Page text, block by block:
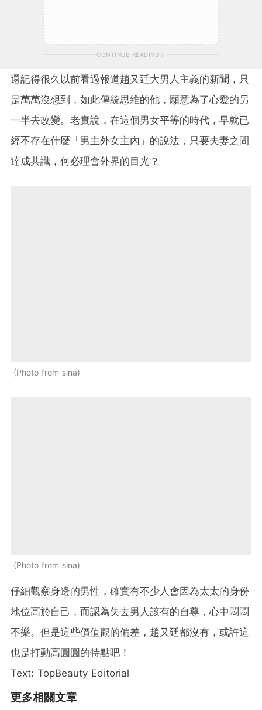
CONTINUE READING
還記得很久以前看過報道趙又廷大男人主義的新聞，只
是萬萬沒想到，如此傳統思維的他，願意為了心愛的另
一半去改變。老實說，在這個男女平等的時代，早就已
經不存在什麼「男主外女主內」的說法，只要夫妻之間
達成共識，何必理會外界的目光？
Photo from sina
Photo from sina
仔細觀察身邊的男性，確實有不少人會因為太太的身份
地位高於自己，而認為失去男人該有的自尊，心中悶悶
不樂。但是這些價值觀的偏差，趙又廷都沒有，或許這
也是打動高圓圓的特點吧！
Text: TopBeauty Editorial
更多相關文章